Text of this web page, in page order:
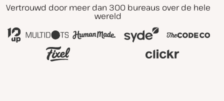
Vertrouwd door meer dan 300 bureaus over de hele
wereld